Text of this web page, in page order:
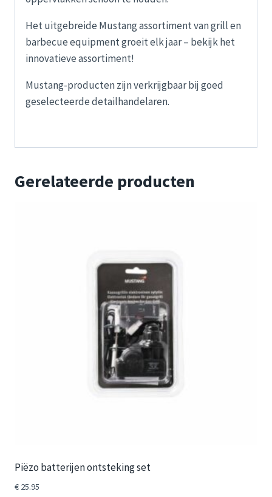
Het uitgebreide Mustang assortiment van grill en
barbecue equipment groeit elk jaar – bekijk het
innovatieve assortiment!
Mustang-producten zijn verkrijgbaar bij goed
geselecteerde detailhandelaren.
Gerelateerde producten
Piëzo batterijen ontsteking set
€ 25.95